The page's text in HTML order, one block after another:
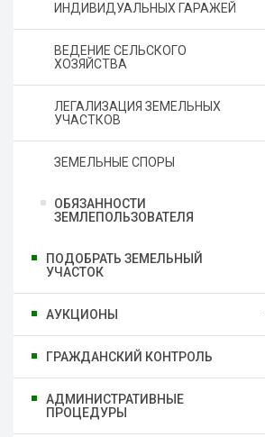
ИНДИВИДУАЛЬНЫХ ГАРАЖЕЙ
ВЕДЕНИЕ СЕЛЬСКОГО
ХОЗЯЙСТВА
ЛЕГАЛИЗАЦИЯ ЗЕМЕЛЬНЫХ
УЧАСТКОВ
ЗЕМЕЛЬНЫЕ СПОРЫ
ОБЯЗАННОСТИ
ЗЕМЛЕПОЛЬЗОВАТЕЛЯ
ПОДОБРАТЬ ЗЕМЕЛЬНЫЙ
УЧАСТОК
АУКЦИОНЫ
ГРАЖДАНСКИЙ КОНТРОЛЬ
АДМИНИСТРАТИВНЫЕ
ПРОЦЕДУРЫ